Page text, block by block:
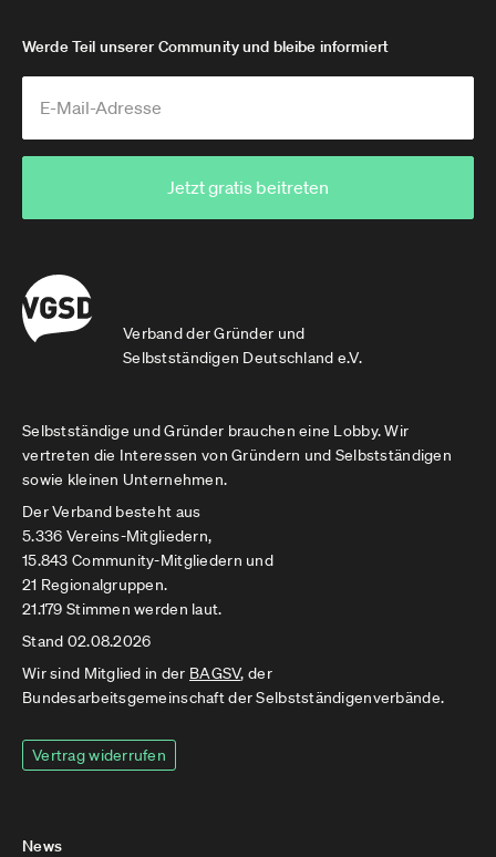
Verband der Gründer und
Selbstständigen Deutschland e.V.
Werde Teil unserer Community und bleibe informiert
Jetzt gratis beitreten
Selbstständige und Gründer brauchen eine Lobby. Wir
vertreten die Interessen von Gründern und Selbstständigen
sowie kleinen Unternehmen.
Der Verband besteht aus
5.336 Vereins-Mitgliedern,
15.843 Community-Mitgliedern und
21 Regionalgruppen.
21.179 Stimmen werden laut.
Stand 02.08.2026
Wir sind Mitglied in der BAGSV, der
Bundesarbeitsgemeinschaft der Selbstständigenverbände.
Vertrag widerrufen
News